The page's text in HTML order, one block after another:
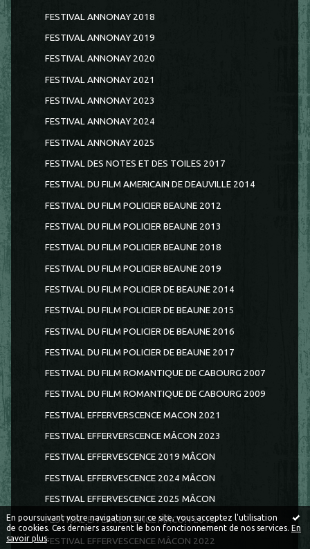
En poursuivant votre navigation sur ce site, vous acceptez l'utilisation
de cookies. Ces derniers assurent le bon fonctionnement de nos services. En
savoir plus.
FESTIVAL ANNONAY 2018
FESTIVAL ANNONAY 2019
FESTIVAL ANNONAY 2020
FESTIVAL ANNONAY 2021
FESTIVAL ANNONAY 2023
FESTIVAL ANNONAY 2024
FESTIVAL ANNONAY 2025
FESTIVAL DES NOTES ET DES TOILES 2017
FESTIVAL DU FILM AMERICAIN DE DEAUVILLE 2014
FESTIVAL DU FILM POLICIER BEAUNE 2012
FESTIVAL DU FILM POLICIER BEAUNE 2013
FESTIVAL DU FILM POLICIER BEAUNE 2018
FESTIVAL DU FILM POLICIER BEAUNE 2019
FESTIVAL DU FILM POLICIER DE BEAUNE 2014
FESTIVAL DU FILM POLICIER DE BEAUNE 2015
FESTIVAL DU FILM POLICIER DE BEAUNE 2016
FESTIVAL DU FILM POLICIER DE BEAUNE 2017
FESTIVAL DU FILM ROMANTIQUE DE CABOURG 2007
FESTIVAL DU FILM ROMANTIQUE DE CABOURG 2009
FESTIVAL EFFERVERSCENCE MACON 2021
FESTIVAL EFFERVERSCENCE MÂCON 2023
FESTIVAL EFFERVESCENCE 2019 MÂCON
FESTIVAL EFFERVESCENCE 2024 MÂCON
FESTIVAL EFFERVESCENCE 2025 MÂCON
FESTIVAL EFFERVESCENCE MÂCON 2018
FESTIVAL EFFERVESCENCE MÂCON 2022